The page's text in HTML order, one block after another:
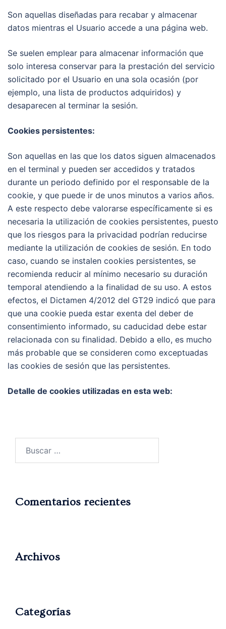
Son aquellas diseñadas para recabar y almacenar
datos mientras el Usuario accede a una página web.
Se suelen emplear para almacenar información que
solo interesa conservar para la prestación del servicio
solicitado por el Usuario en una sola ocasión (por
ejemplo, una lista de productos adquiridos) y
desaparecen al terminar la sesión.
Cookies persistentes:
Son aquellas en las que los datos siguen almacenados
en el terminal y pueden ser accedidos y tratados
durante un periodo definido por el responsable de la
cookie, y que puede ir de unos minutos a varios años.
A este respecto debe valorarse específicamente si es
necesaria la utilización de cookies persistentes, puesto
que los riesgos para la privacidad podrían reducirse
mediante la utilización de cookies de sesión. En todo
caso, cuando se instalen cookies persistentes, se
recomienda reducir al mínimo necesario su duración
temporal atendiendo a la finalidad de su uso. A estos
efectos, el Dictamen 4/2012 del GT29 indicó que para
que una cookie pueda estar exenta del deber de
consentimiento informado, su caducidad debe estar
relacionada con su finalidad. Debido a ello, es mucho
más probable que se consideren como exceptuadas
las cookies de sesión que las persistentes.
Detalle de cookies utilizadas en esta web:
Comentarios recientes
Archivos
Categorías